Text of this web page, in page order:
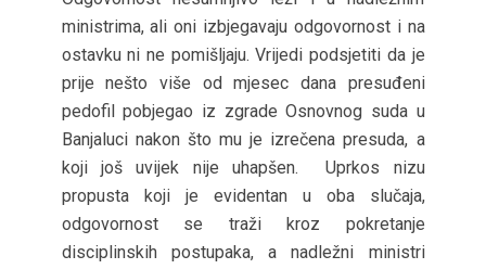
ministrima, ali oni izbjegavaju odgovornost i na
ostavku ni ne pomišljaju. Vrijedi podsjetiti da je
prije nešto više od mjesec dana presuđeni
pedofil pobjegao iz zgrade Osnovnog suda u
Banjaluci nakon što mu je izrečena presuda, a
koji još uvijek nije uhapšen. Uprkos nizu
propusta koji je evidentan u oba slučaja,
odgovornost se traži kroz pokretanje
disciplinskih postupaka, a nadležni ministri